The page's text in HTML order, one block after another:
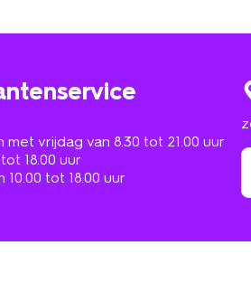
vrijdag van 8.30 tot 21.00 uur
18.00 uur
tot 18.00 uur
in